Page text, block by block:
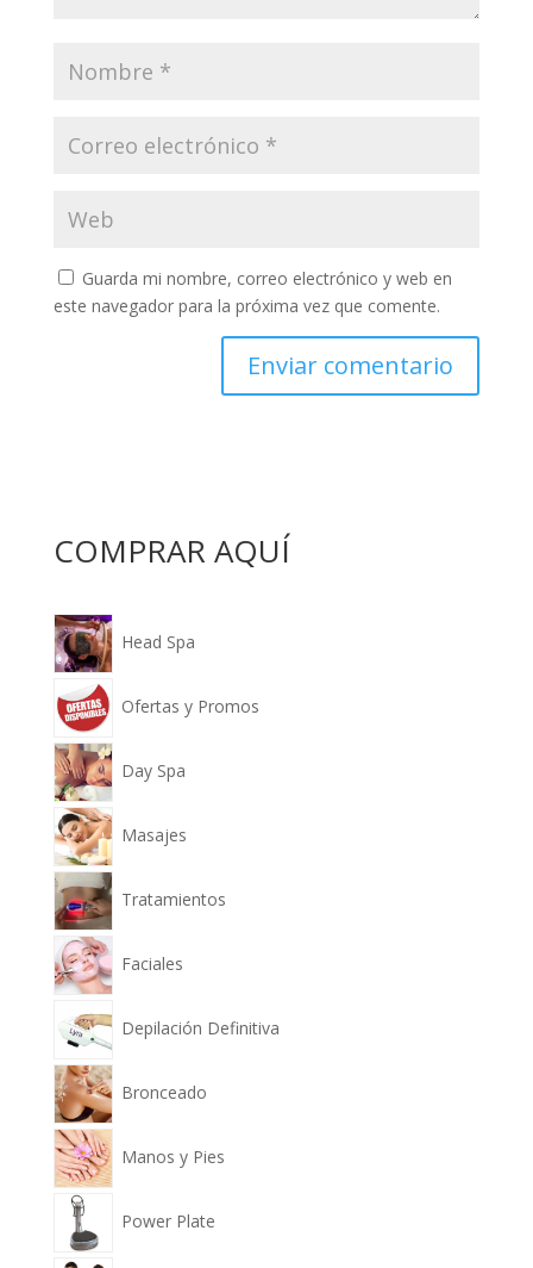
Guarda mi nombre, correo electrónico y web en
este navegador para la próxima vez que comente.
COMPRAR AQUÍ
Head Spa
Ofertas y Promos
Day Spa
Masajes
Tratamientos
Faciales
Depilación Definitiva
Bronceado
Manos y Pies
Power Plate